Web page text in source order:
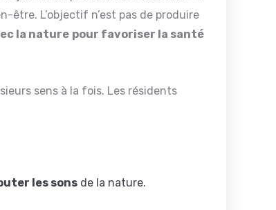
être. L’objectif n’est pas de produire
la nature pour favoriser la santé
sens à la fois. Les résidents
les sons de la nature.